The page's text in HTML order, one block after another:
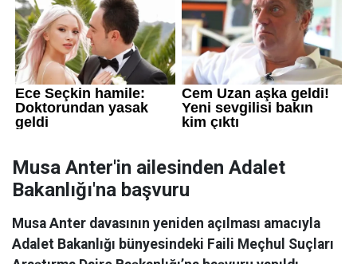
Musa Anter'in ailesinden Adalet
Bakanlığı'na başvuru
Musa Anter davasının yeniden açılması amacıyla
Adalet Bakanlığı bünyesindeki Faili Meçhul Suçları